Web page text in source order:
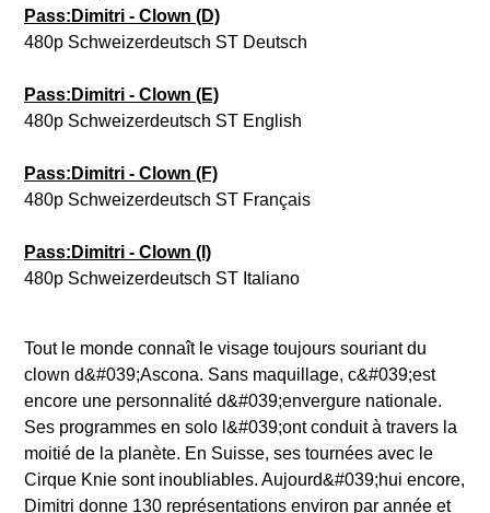
Pass:Dimitri - Clown (D)
480p Schweizerdeutsch ST Deutsch
Pass:Dimitri - Clown (E)
480p Schweizerdeutsch ST English
Pass:Dimitri - Clown (F)
480p Schweizerdeutsch ST Français
Pass:Dimitri - Clown (I)
480p Schweizerdeutsch ST Italiano
Tout le monde connaît le visage toujours souriant du
clown d&#039;Ascona. Sans maquillage, c&#039;est
encore une personnalité d&#039;envergure nationale.
Ses programmes en solo l&#039;ont conduit à travers la
moitié de la planète. En Suisse, ses tournées avec le
Cirque Knie sont inoubliables. Aujourd&#039;hui encore,
Dimitri donne 130 représentations environ par année et